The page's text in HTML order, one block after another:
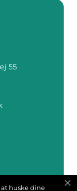
at huske dine